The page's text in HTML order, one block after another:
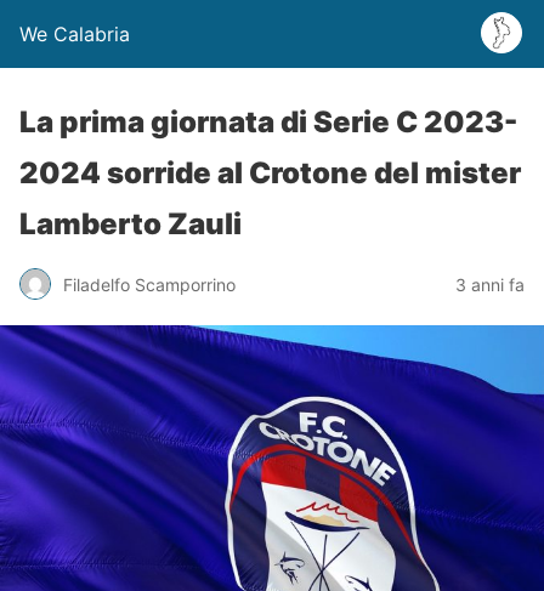
We Calabria
La prima giornata di Serie C 2023-
2024 sorride al Crotone del mister
Lamberto Zauli
Filadelfo Scamporrino 3 anni fa